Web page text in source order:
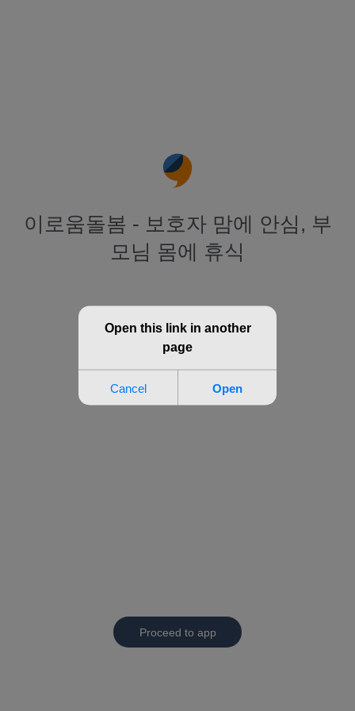
이로움돌봄 - 보호자 맘에 안심, 부
모님 몸에 휴식
Proceed to app